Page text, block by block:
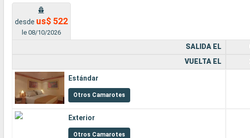
desde us$ 522
le 08/10/2026
SALIDA EL
VUELTA EL
Estándar
Otros Camarotes
Exterior
Otros Camarotes